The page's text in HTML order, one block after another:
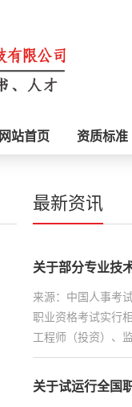
网站首页 资质标准
最新资讯
关于部分专业技
来源：中国人事考
职业资格考试实行
工程师（投资）、
关于试运行全国